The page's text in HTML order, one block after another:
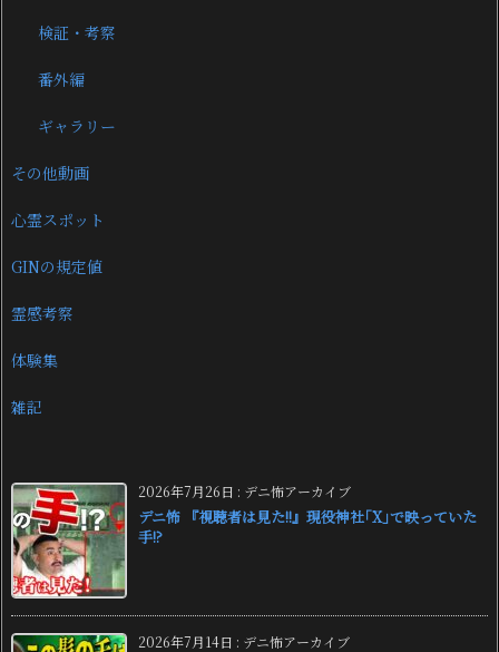
検証・考察
番外編
ギャラリー
その他動画
心霊スポット
GINの規定値
霊感考察
体験集
雑記
2026年7月26日 : デニ怖アーカイブ
デニ怖 『視聴者は見た!!』現役神社｢X｣で映っていた
手!?
2026年7月14日 : デニ怖アーカイブ